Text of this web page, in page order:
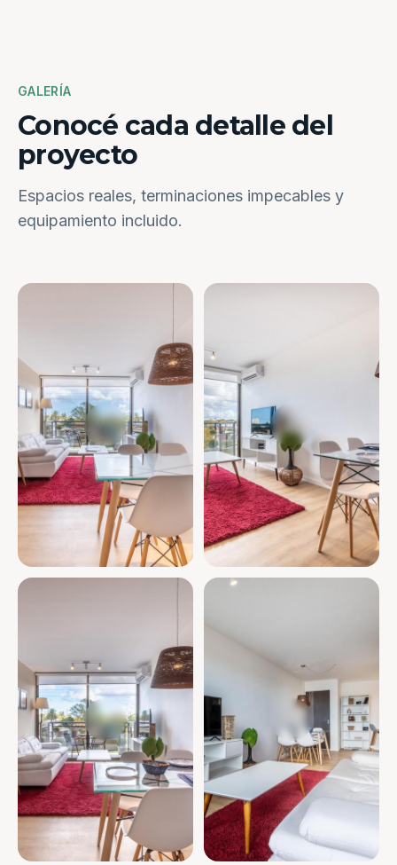
GALERÍA
Conocé cada detalle del
proyecto
Espacios reales, terminaciones impecables y
equipamiento incluido.